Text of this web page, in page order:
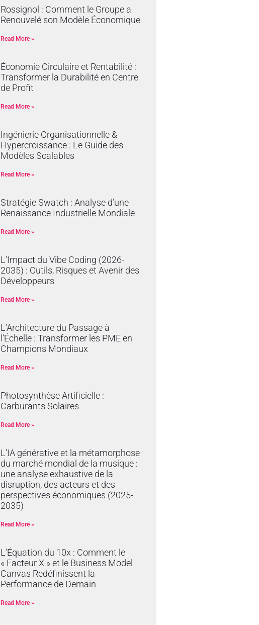
Rossignol : Comment le Groupe a
Renouvelé son Modèle Économique
Read More »
Économie Circulaire et Rentabilité :
Transformer la Durabilité en Centre
de Profit
Read More »
Ingénierie Organisationnelle &
Hypercroissance : Le Guide des
Modèles Scalables
Read More »
Stratégie Swatch : Analyse d’une
Renaissance Industrielle Mondiale
Read More »
L’Impact du Vibe Coding (2026-
2035) : Outils, Risques et Avenir des
Développeurs
Read More »
L’Architecture du Passage à
l’Échelle : Transformer les PME en
Champions Mondiaux
Read More »
Photosynthèse Artificielle :
Carburants Solaires
Read More »
L’IA générative et la métamorphose
du marché mondial de la musique :
une analyse exhaustive de la
disruption, des acteurs et des
perspectives économiques (2025-
2035)
Read More »
L’Équation du 10x : Comment le
« Facteur X » et le Business Model
Canvas Redéfinissent la
Performance de Demain
Read More »